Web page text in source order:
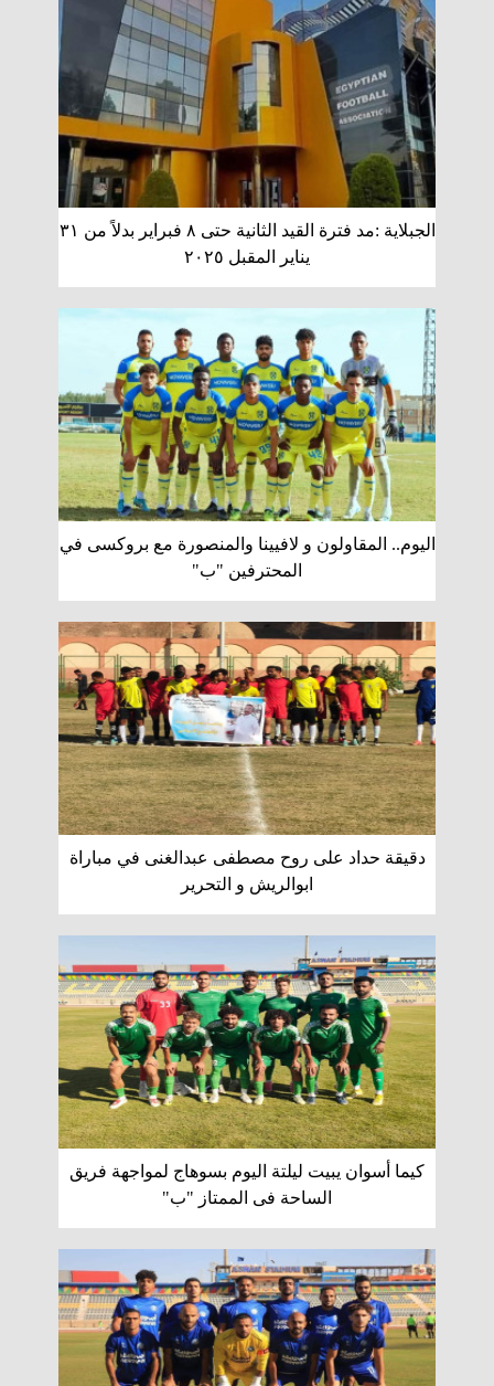
الجبلاية :مد فترة القيد الثانية حتى ٨ فبراير بدلاً من ٣١
يناير المقبل ٢٠٢٥
اليوم.. المقاولون و لافيينا والمنصورة مع بروكسى في
المحترفين "ب"
دقيقة حداد على روح مصطفى عبدالغنى في مباراة
ابوالريش و التحرير
كيما أسوان يبيت ليلتة اليوم بسوهاج لمواجهة فريق
الساحة فى الممتاز "ب"